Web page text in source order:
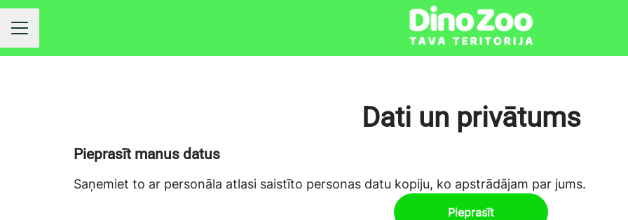
KARJERAS IZVĒLNE
Dati un privātums
Pieprasīt manus datus
Saņemiet to ar personāla atlasi saistīto personas datu kopiju, ko apstrādājam par jums.
Pieprasīt